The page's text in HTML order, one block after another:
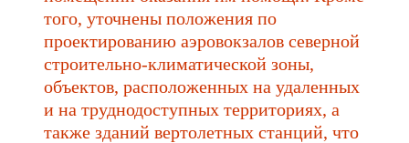
того, уточнены положения по
проектированию аэровокзалов северной
строительно-климатической зоны,
объектов, расположенных на удаленных
и на труднодоступных территориях, а
также зданий вертолетных станций, что